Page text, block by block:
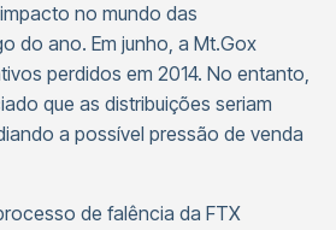
no mundo das
do ano. Em junho, a Mt.Gox
perdidos em 2014. No entanto,
que as distribuições seriam
a possível pressão de venda
de falência da FTX